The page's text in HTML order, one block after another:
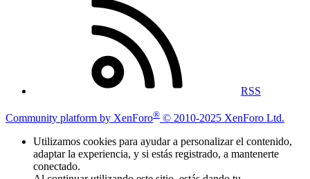
RSS
Community platform by XenForo® © 2010-2025 XenForo Ltd.
Utilizamos cookies para ayudar a personalizar el contenido,
adaptar la experiencia, y si estás registrado, a mantenerte
conectado.